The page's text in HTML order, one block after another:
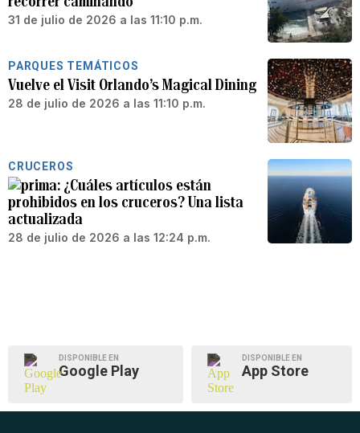
31 de julio de 2026 a las 11:10 p.m.
PARQUES TEMÁTICOS
Vuelve el Visit Orlando’s Magical Dining
28 de julio de 2026 a las 11:10 p.m.
CRUCEROS
¿Cuáles artículos están
prohibidos en los cruceros? Una lista
actualizada
28 de julio de 2026 a las 12:24 p.m.
DISPONIBLE EN
Google Play
DISPONIBLE EN
App Store